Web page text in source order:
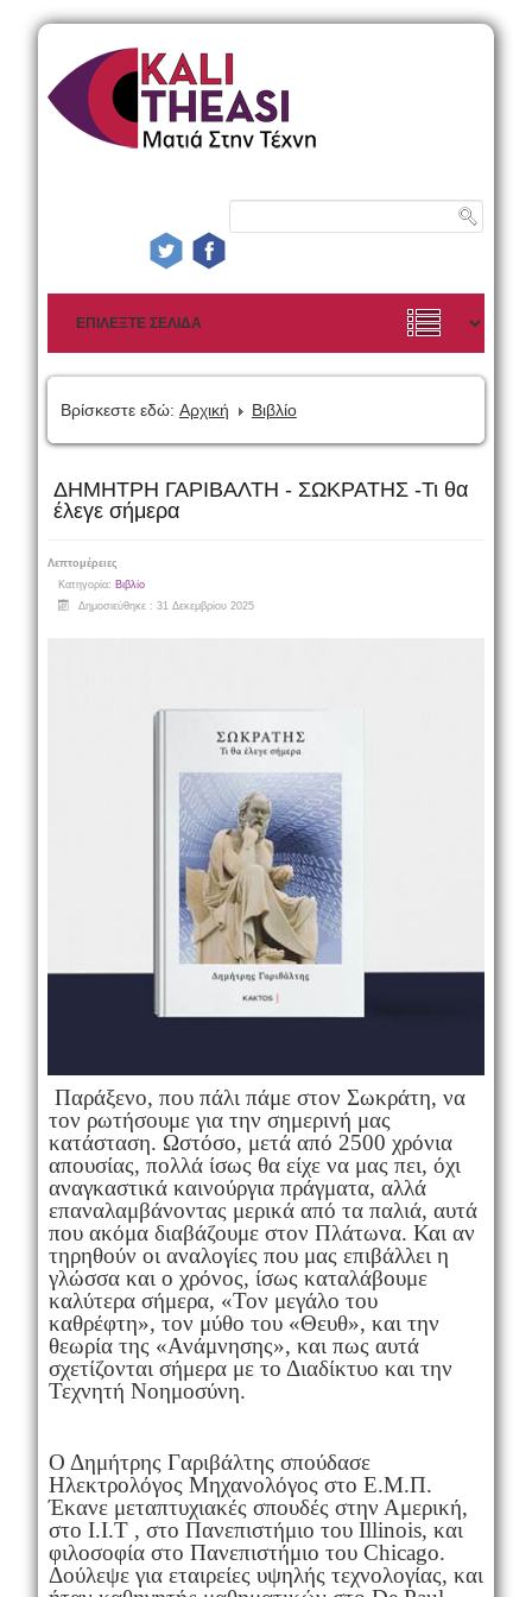
Βρίσκεστε εδώ: Αρχική Βιβλίο
ΔΗΜΗΤΡΗ ΓΑΡΙΒΑΛΤΗ - ΣΩΚΡΑΤΗΣ -Τι θα
έλεγε σήμερα
Λεπτομέρειες
Κατηγορία: Βιβλίο
Δημοσιεύθηκε : 31 Δεκεμβρίου 2025
Παράξενο, που πάλι πάμε στον Σωκράτη, να
τον ρωτήσουμε για την σημερινή μας
κατάσταση. Ωστόσο, μετά από 2500 χρόνια
απουσίας, πολλά ίσως θα είχε να μας πει, όχι
αναγκαστικά καινούργια πράγματα, αλλά
επαναλαμβάνοντας μερικά από τα παλιά, αυτά
που ακόμα διαβάζουμε στον Πλάτωνα. Και αν
τηρηθούν οι αναλογίες που μας επιβάλλει η
γλώσσα και ο χρόνος, ίσως καταλάβουμε
καλύτερα σήμερα, «Τον μεγάλο του
καθρέφτη», τον μύθο του «Θευθ», και την
θεωρία της «Ανάμνησης», και πως αυτά
σχετίζονται σήμερα με το Διαδίκτυο και την
Τεχνητή Νοημοσύνη.
Ο Δημήτρης Γαριβάλτης σπούδασε
Ηλεκτρολόγος Μηχανολόγος στο Ε.Μ.Π.
Έκανε μεταπτυχιακές σπουδές στην Αμερική,
στο Ι.Ι.Τ , στο Πανεπιστήμιο του Illinois, και
φιλοσοφία στο Πανεπιστήμιο του Chicago.
Δούλεψε για εταιρείες υψηλής τεχνολογίας, και